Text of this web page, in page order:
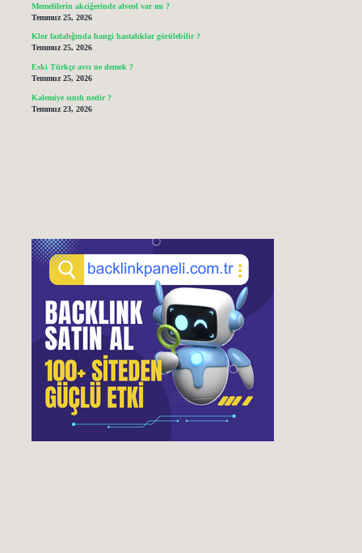
Memelilerin akciğerinde alveol var mı ?
Temmuz 25, 2026
Klor fazlalığında hangi hastalıklar görülebilir ?
Temmuz 25, 2026
Eski Türkçe avcı ne demek ?
Temmuz 25, 2026
Kalemiye sınıfı nedir ?
Temmuz 23, 2026